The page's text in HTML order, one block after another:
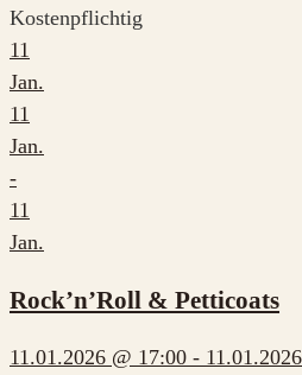
Kostenpflichtig
11
Jan.
11
Jan.
-
11
Jan.
Rock’n’Roll & Petticoats
11.01.2026 @ 17:00 -